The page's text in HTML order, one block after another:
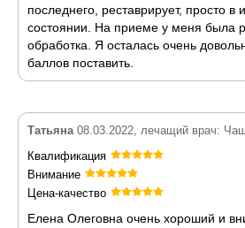
последнего, реставрирует, просто в
состоянии. На приеме у меня была
обработка. Я осталась очень
баллов поставить.
Татьяна08.03.2022, лечащий врач:
Квалификация
Внимание
Цена-качество
Елена Олеговна очень хороший и